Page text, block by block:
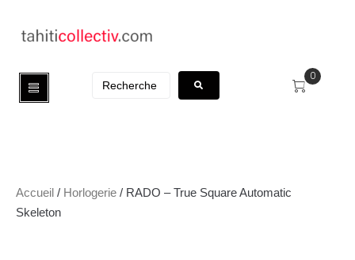
0
Accueil / Horlogerie / RADO – True Square Automatic
Skeleton